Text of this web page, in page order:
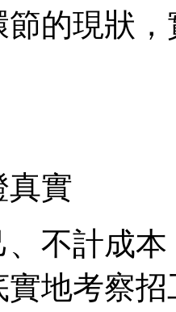
的現狀
真實
不計成
地考察